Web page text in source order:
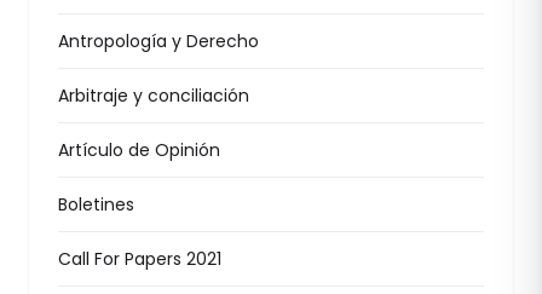
Antropología y Derecho
Arbitraje y conciliación
Artículo de Opinión
Boletines
Call For Papers 2021